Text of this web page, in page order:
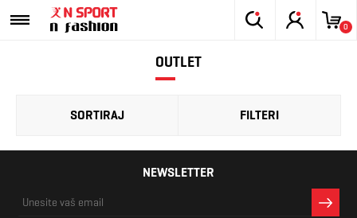
0
OUTLET
SORTIRAJ FILTERI
NEWSLETTER